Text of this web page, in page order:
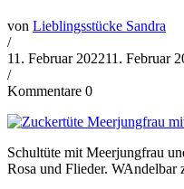
von Lieblingsstücke Sandra
/
11. Februar 202211. Februar
/
Kommentare 0
Schultüte mit Meerjungfrau
Rosa und Flieder.